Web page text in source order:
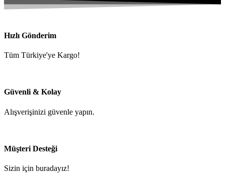
1.250,00 ₺.fiyat:
Hızlı Gönderim
Tüm Türkiye'ye Kargo!
Güvenli & Kolay
Alışverişinizi güvenle yapın.
Müşteri Desteği
Sizin için buradayız!